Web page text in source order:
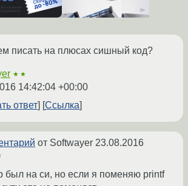
писать на плюсах сишный код?
★★
14:42:04 +00:00
ответ
Ссылка
от Softwayer 23.08.2016
был на си, но если я поменяю printf